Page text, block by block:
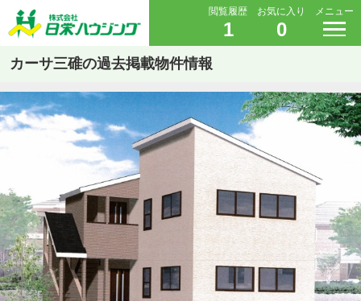
閲覧履歴
1
お気に入り
0
メニュー
カーサ三碓の過去掲載物件情報